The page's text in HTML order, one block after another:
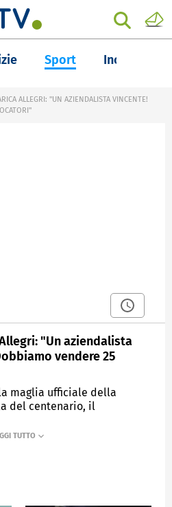
Sport Inchieste
ALLEGRI: "UN AZIENDALISTA VINCENTE!
"Un aziendalista
vendere 25
maglia ufficiale della
del centenario, il